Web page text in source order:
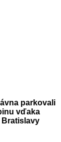
parkovali
vďaka
Bratislavy